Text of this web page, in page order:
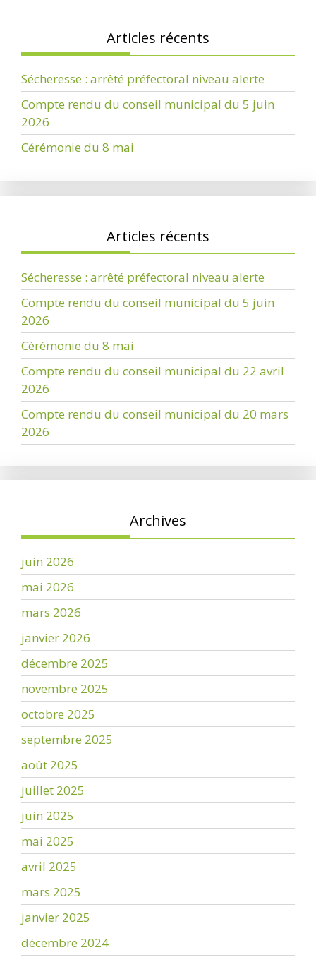
Articles récents
Sécheresse : arrêté préfectoral niveau alerte
Compte rendu du conseil municipal du 5 juin
2026
Cérémonie du 8 mai
Articles récents
Sécheresse : arrêté préfectoral niveau alerte
Compte rendu du conseil municipal du 5 juin
2026
Cérémonie du 8 mai
Compte rendu du conseil municipal du 22 avril
2026
Compte rendu du conseil municipal du 20 mars
2026
Archives
juin 2026
mai 2026
mars 2026
janvier 2026
décembre 2025
novembre 2025
octobre 2025
septembre 2025
août 2025
juillet 2025
juin 2025
mai 2025
avril 2025
mars 2025
janvier 2025
décembre 2024